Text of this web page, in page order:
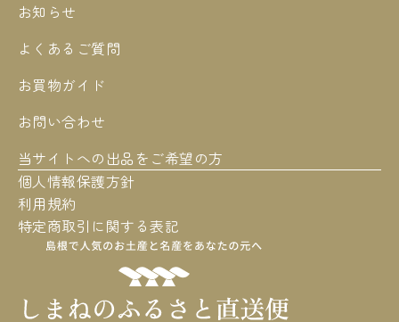
お知らせ
よくあるご質問
お買物ガイド
お問い合わせ
当サイトへの出品をご希望の方
個人情報保護方針
利用規約
特定商取引に関する表記